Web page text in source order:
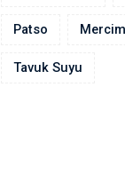
Patso
Tavuk Suyu